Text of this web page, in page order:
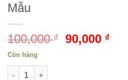
Mẫu
100,000₫
Giá
90,000 ₫
Còn hàng
Patan Betsutetei Doriru N2- Đề Thi